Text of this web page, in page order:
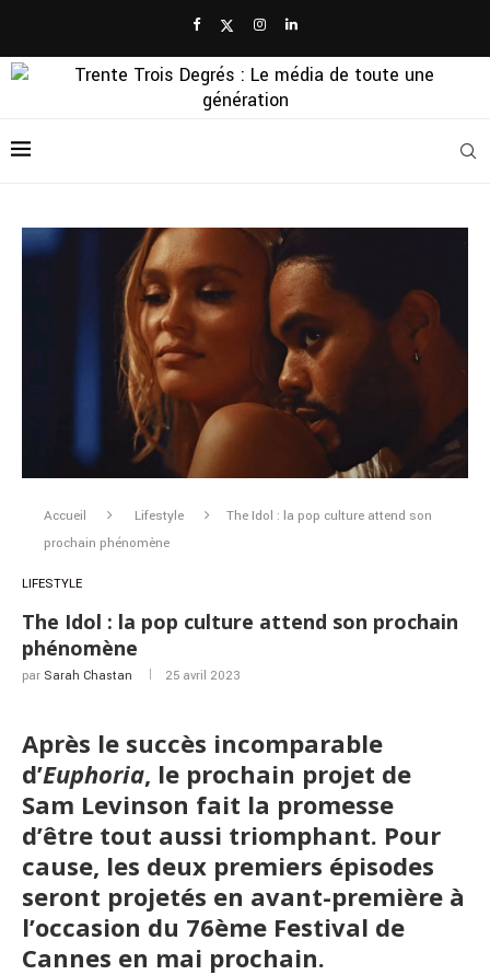
Accueil Lifestyle
The Idol : la pop culture attend son
prochain phénomène
LIFESTYLE
The Idol : la pop culture attend son prochain
phénomène
par Sarah Chastan 25 avril 2023
Après le succès incomparable
d’Euphoria, le prochain projet de
Sam Levinson fait la promesse
d’être tout aussi triomphant. Pour
cause, les deux premiers épisodes
seront projetés en avant-première à
l’occasion du 76ème Festival de
Cannes en mai prochain.